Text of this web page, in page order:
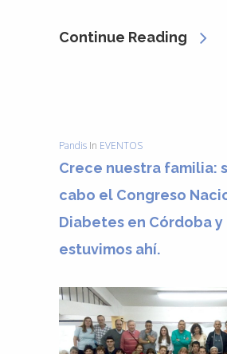
Continue Reading
Pandis In EVENTOS
Crece nuestra familia:
cabo el Congreso
Diabetes en Córdoba y
estuvimos ahí.